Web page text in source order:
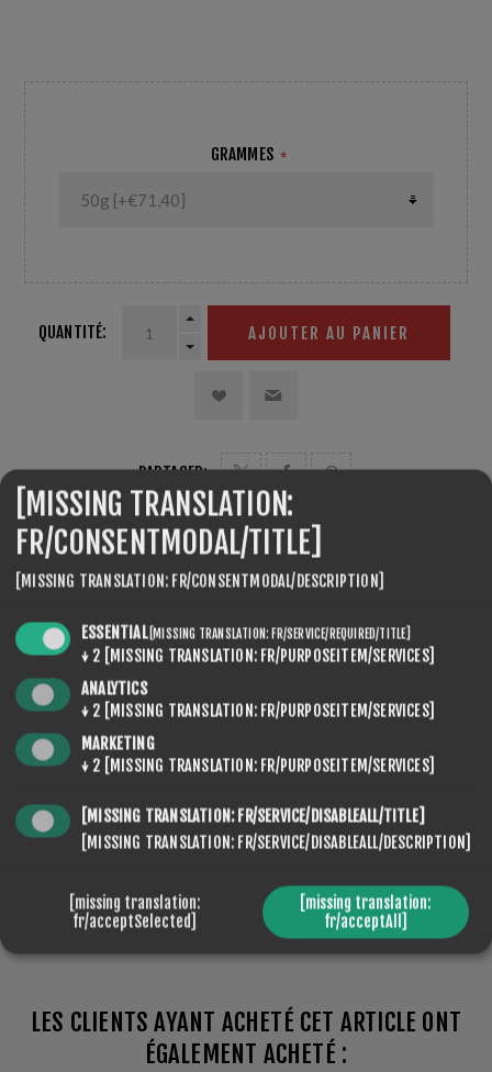
GRAMMES *
QUANTITÉ: AJOUTER AU PANIER
PARTAGER:
SPECIFICATIONS
SNOW
naturelle, Neige sèche
LES CLIENTS AYANT ACHETÉ CET ARTICLE ONT
ÉGALEMENT ACHETÉ :
[MISSING TRANSLATION:
FR/CONSENTMODAL/TITLE]
[MISSING TRANSLATION: FR/CONSENTMODAL/DESCRIPTION]
ESSENTIAL [MISSING TRANSLATION: FR/SERVICE/REQUIRED/TITLE]
↓ 2
[MISSING TRANSLATION: FR/PURPOSEITEM/SERVICES]
ANALYTICS
↓ 2
[MISSING TRANSLATION: FR/PURPOSEITEM/SERVICES]
MARKETING
↓ 2 [MISSING TRANSLATION: FR/PURPOSEITEM/SERVICES]
[MISSING TRANSLATION: FR/SERVICE/DISABLEALL/TITLE]
[MISSING TRANSLATION: FR/SERVICE/DISABLEALL/DESCRIPTION]
[missing translation:
fr/acceptSelected]
[missing translation:
fr/acceptAll]